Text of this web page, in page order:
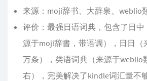
来源：moji辞书、大辞泉、weblio
评价：最强日语词典，包含了日
源于moji辞書，带语调），日日（
万条），类语词典（来源于weblio
右），完美解决了kindle词汇量不